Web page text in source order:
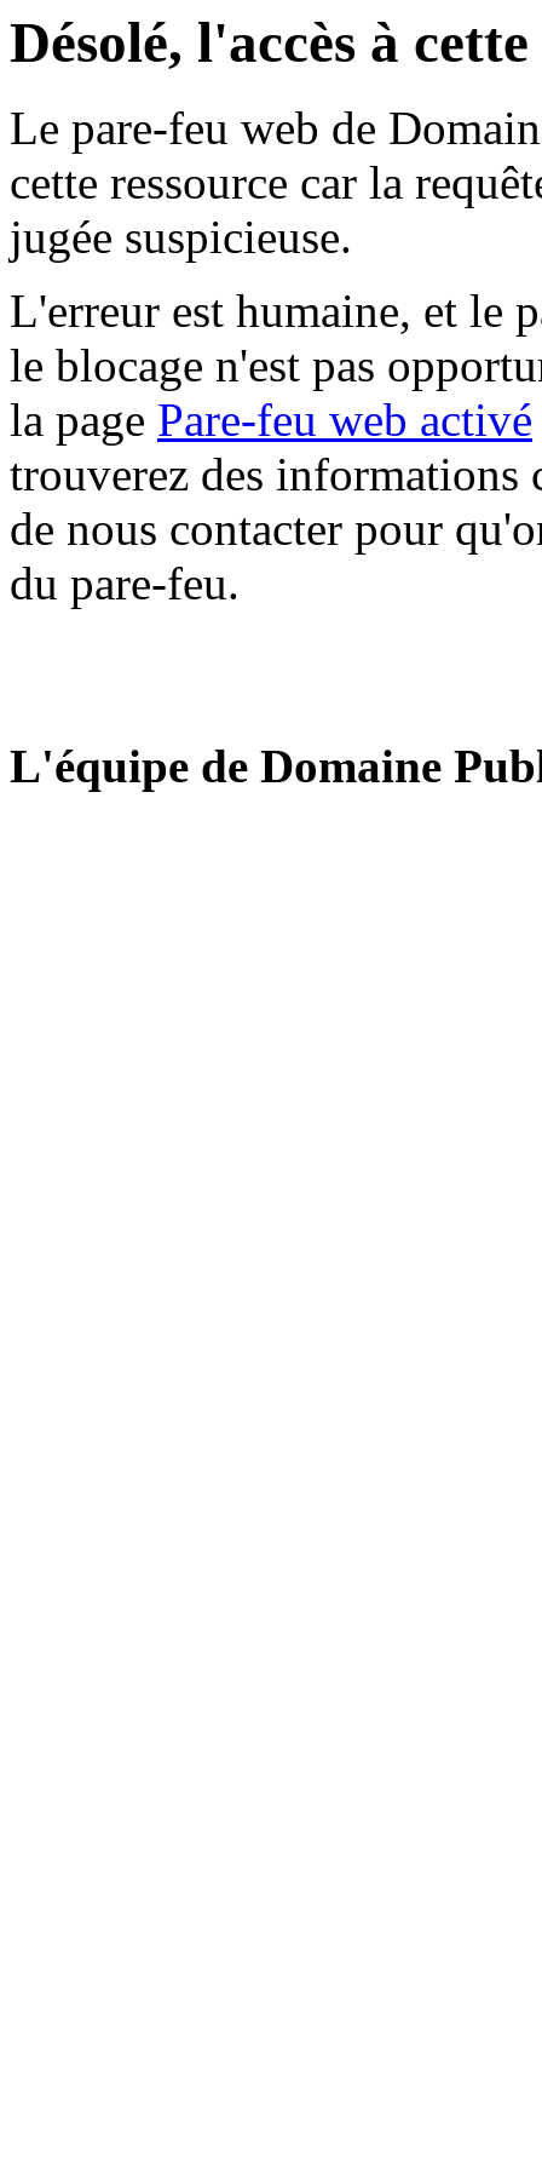
Désolé, l'accès à
Le pare-feu web de
cette ressource car la
jugée suspicieuse.
L'erreur est humaine, et le
le blocage n'est pas
la page Pare-feu web activé
trouverez des informations
de nous contacter pour
du pare-feu.
L'équipe de Domaine